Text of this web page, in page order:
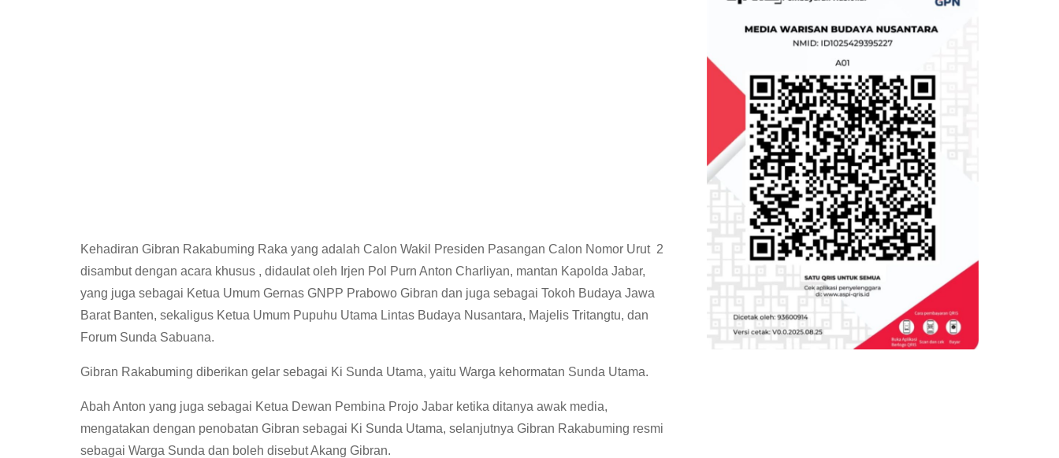
Kehadiran Gibran Rakabuming Raka yang adalah Calon Wakil Presiden Pasangan Calon Nomor Urut 2
disambut dengan acara khusus , didaulat oleh Irjen Pol Purn Anton Charliyan, mantan Kapolda Jabar,
yang juga sebagai Ketua Umum Gernas GNPP Prabowo Gibran dan juga sebagai Tokoh Budaya Jawa
Barat Banten, sekaligus Ketua Umum Pupuhu Utama Lintas Budaya Nusantara, Majelis Tritangtu, dan
Forum Sunda Sabuana.
Gibran Rakabuming diberikan gelar sebagai Ki Sunda Utama, yaitu Warga kehormatan Sunda Utama.
Abah Anton yang juga sebagai Ketua Dewan Pembina Projo Jabar ketika ditanya awak media,
mengatakan dengan penobatan Gibran sebagai Ki Sunda Utama, selanjutnya Gibran Rakabuming resmi
sebagai Warga Sunda dan boleh disebut Akang Gibran.